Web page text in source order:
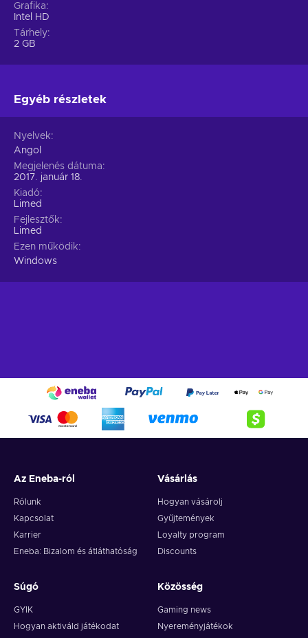
Grafika
Intel HD
Tárhely
2 GB
Egyéb részletek
Nyelvek
Angol
Megjelenés dátuma
2017. január 18.
Kiadó
Limed
Fejlesztők
Limed
Ezen működik
Windows
Az Eneba-ról
Rólunk
Kapcsolat
Karrier
Eneba: Bizalom és átláthatóság
Vásárlás
Hogyan vásárolj
Gyűjtemények
Loyalty program
Discounts
Súgó
GYIK
Hogyan aktiváld játékodat
Közösség
Gaming news
Nyereményjátékok